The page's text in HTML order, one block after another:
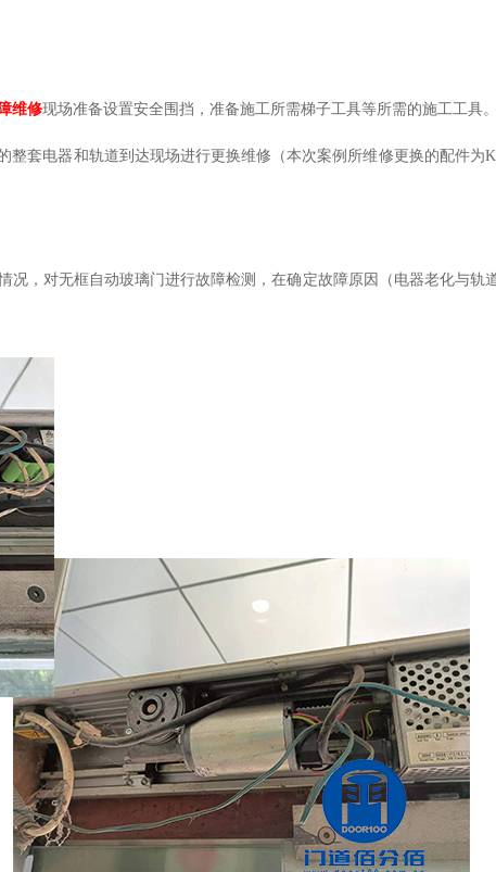
维修现场准备设置安全围挡，准备施工所需梯子工具等所需的施工工具。
套电器和轨道到达现场进行更换维修（本次案例所维修更换的配件为
，对无框自动玻璃门进行故障检测，在确定故障原因（电器老化与轨道